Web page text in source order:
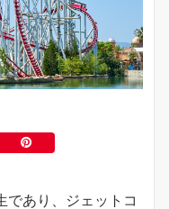
であり、ジェットコ